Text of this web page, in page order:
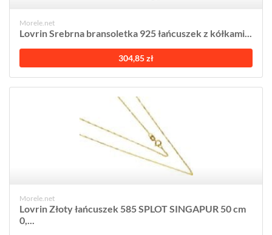
Morele.net
Lovrin Srebrna bransoletka 925 łańcuszek z kółkami...
304,85 zł
Morele.net
Lovrin Złoty łańcuszek 585 SPLOT SINGAPUR 50 cm
0,...